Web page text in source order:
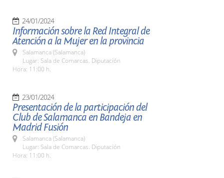
24/01/2024
Información sobre la Red Integral de
Atención a la Mujer en la provincia
Salamanca (Salamanca)
Lugar: Sala de Comarcas. Diputación
Hora: 11:00 h.
23/01/2024
Presentación de la participación del
Club de Salamanca en Bandeja en
Madrid Fusión
Salamanca (Salamanca)
Lugar: Sala de Comarcas. Diputación
Hora: 11:00 h.